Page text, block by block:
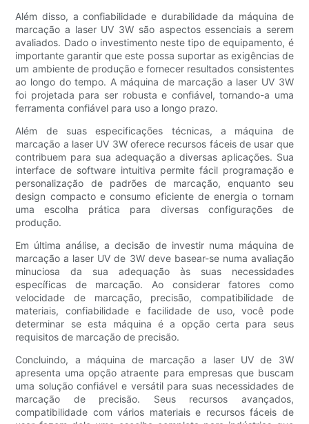
Além disso, a confiabilidade e durabilidade da máquina de
marcação a laser UV 3W são aspectos essenciais a serem
avaliados. Dado o investimento neste tipo de equipamento, é
importante garantir que este possa suportar as exigências de
um ambiente de produção e fornecer resultados consistentes
ao longo do tempo. A máquina de marcação a laser UV 3W
foi projetada para ser robusta e confiável, tornando-a uma
ferramenta confiável para uso a longo prazo.
Além de suas especificações técnicas, a máquina de
marcação a laser UV 3W oferece recursos fáceis de usar que
contribuem para sua adequação a diversas aplicações. Sua
interface de software intuitiva permite fácil programação e
personalização de padrões de marcação, enquanto seu
design compacto e consumo eficiente de energia o tornam
uma escolha prática para diversas configurações de
produção.
Em última análise, a decisão de investir numa máquina de
marcação a laser UV de 3W deve basear-se numa avaliação
minuciosa da sua adequação às suas necessidades
específicas de marcação. Ao considerar fatores como
velocidade de marcação, precisão, compatibilidade de
materiais, confiabilidade e facilidade de uso, você pode
determinar se esta máquina é a opção certa para seus
requisitos de marcação de precisão.
Concluindo, a máquina de marcação a laser UV de 3W
apresenta uma opção atraente para empresas que buscam
uma solução confiável e versátil para suas necessidades de
marcação de precisão. Seus recursos avançados,
compatibilidade com vários materiais e recursos fáceis de